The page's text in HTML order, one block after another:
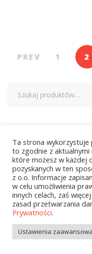
PREV 1 2
Kategorie
zobacz wszystkie
Wielcy Humaniści –
Kolekcje Biedronka -
Wielcy Humaniści –
Ta strona wykorzystuje
to zgodnie z
które możesz w każdej
pozyskanych w ten
z o.o. Informacje
w celu umożliwienia
innych celach, zaś
zasad przetwarzania
Prywatności.
Ustawienia